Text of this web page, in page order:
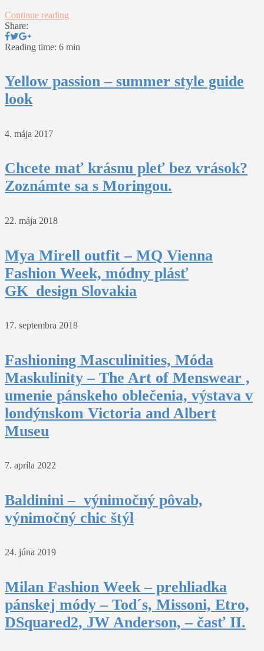
Continue reading
Share:
Reading time: 6 min
Yellow passion – summer style guide
look
4. mája 2017
Chcete mať krásnu pleť bez vrások?
Zoznámte sa s Moringou.
22. mája 2018
Mya Mirell outfit – MQ Vienna
Fashion Week, módny plásť
GK_design Slovakia
17. septembra 2018
Fashioning Masculinities, Móda
Maskulinity – The Art of Menswear ,
umenie pánskeho oblečenia, výstava v
londýnskom Victoria and Albert
Museu
7. apríla 2022
Baldinini – výnimočný pôvab,
výnimočný chic štýl
24. júna 2019
Milan Fashion Week – prehliadka
pánskej módy – Tod´s, Missoni, Etro,
DSquared2, JW Anderson, – časť II.